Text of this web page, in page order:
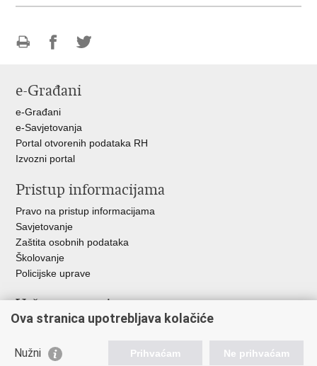
FacebookuTwitteru
e-Građani
e-Građani
e-Savjetovanja
Portal otvorenih podataka RH
Izvozni portal
Pristup informacijama
Pravo na pristup informacijama
Savjetovanje
Zaštita osobnih podataka
Školovanje
Policijske uprave
Važne poveznice
Ministarstvo unutarnjih poslova
Muzej policije
Ova stranica upotrebljava kolačiće
Nužni Prihvaćam Ne prihvaćam